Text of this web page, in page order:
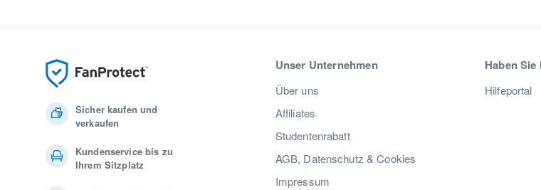
Sicher kaufen und
verkaufen
Kundenservice bis zu
Ihrem Sitzplatz
Unser Unternehmen
Über uns
Affiliates
Studentenrabatt
AGB, Datenschutz & Cookies
Impressum
Haben Sie
Hilfeportal